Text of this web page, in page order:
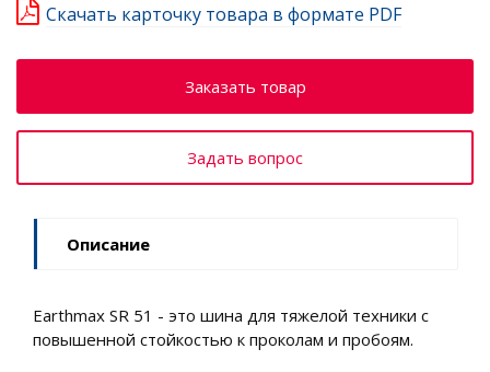
Скачать карточку товара в формате PDF
Заказать товар
Задать вопрос
Описание
Earthmax SR 51 - это шина для тяжелой техники с
повышенной стойкостью к проколам и пробоям.